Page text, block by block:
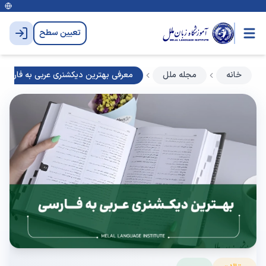
تعیین سطح
خانه مجله ملل معرفی بهترین دیکشنری عربی به فارسی